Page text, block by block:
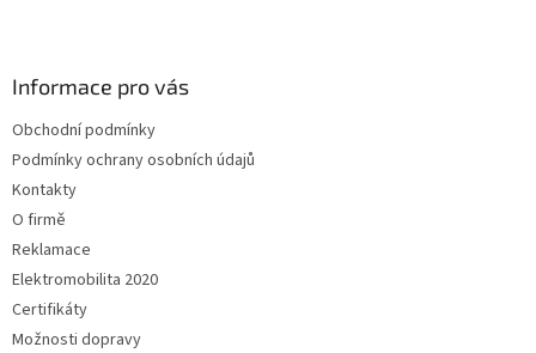
Informace pro vás
Obchodní podmínky
Podmínky ochrany osobních údajů
Kontakty
O firmě
Reklamace
Elektromobilita 2020
Certifikáty
Možnosti dopravy